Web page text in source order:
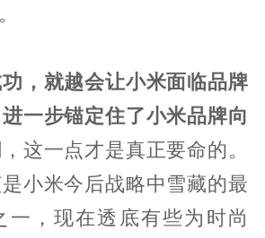
，就越会让小米面临品牌
一步锚定住了小米品牌向
，这一点才是真正要命的。
小米今后战略中雪藏的最
一，现在透底有些为时尚